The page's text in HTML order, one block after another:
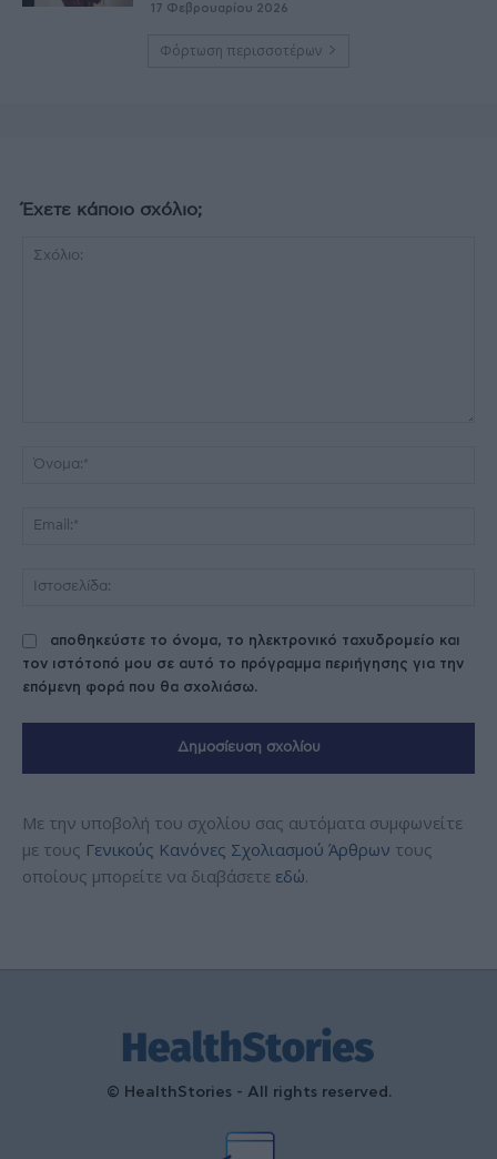
17 Φεβρουαρίου 2026
Φόρτωση περισσοτέρων
Έχετε κάποιο σχόλιο;
αποθηκεύστε το όνομα, το ηλεκτρονικό ταχυδρομείο και
τον ιστότοπό μου σε αυτό το πρόγραμμα περιήγησης για την
επόμενη φορά που θα σχολιάσω.
Με την υποβολή του σχολίου σας αυτόματα συμφωνείτε
με τους Γενικούς Κανόνες Σχολιασμού Άρθρων τους
οποίους μπορείτε να διαβάσετε εδώ.
© HealthStories - All rights reserved.